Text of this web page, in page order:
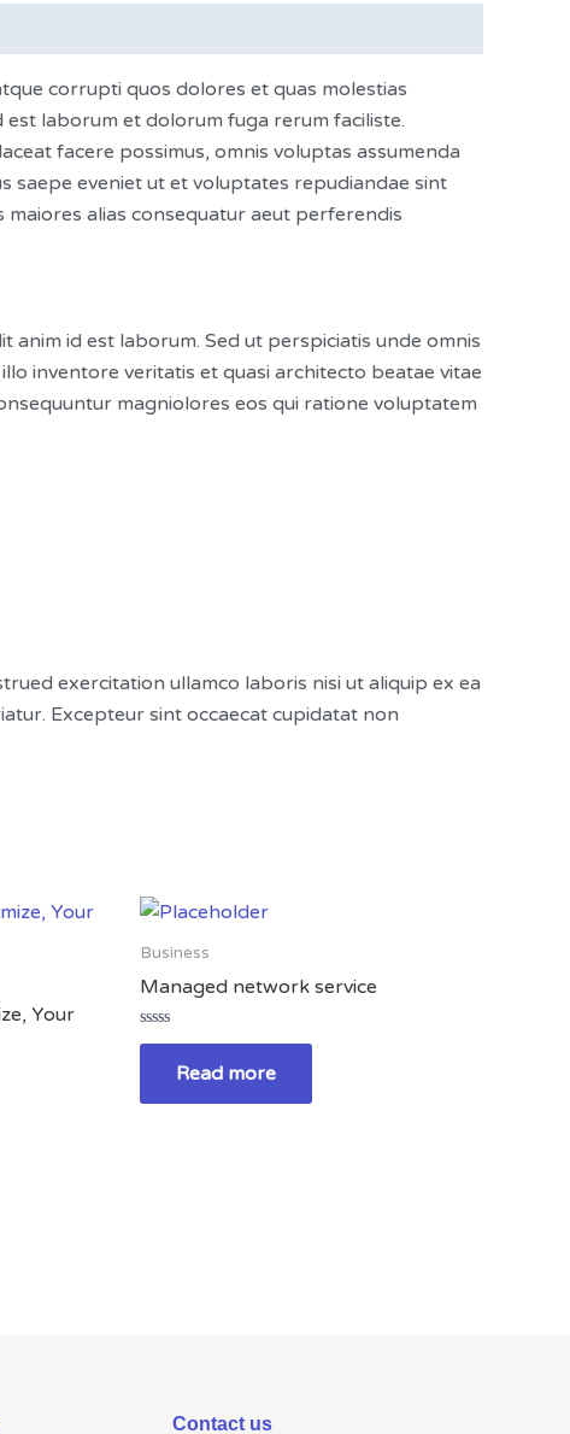
corrupti quos dolores et quas molestias
laborum et dolorum fuga rerum faciliste.
facere possimus, omnis voluptas assumenda
saepe eveniet ut et voluptates repudiandae sint
alias consequatur aeut perferendis
id est laborum. Sed ut perspiciatis unde omnis
inventore veritatis et quasi architecto beatae vitae
magniolores eos qui ratione voluptatem
exercitation ullamco laboris nisi ut aliquip ex ea
Excepteur sint occaecat cupidatat non
Your
Business
Managed network service
Rated
5
Read more
Contact us